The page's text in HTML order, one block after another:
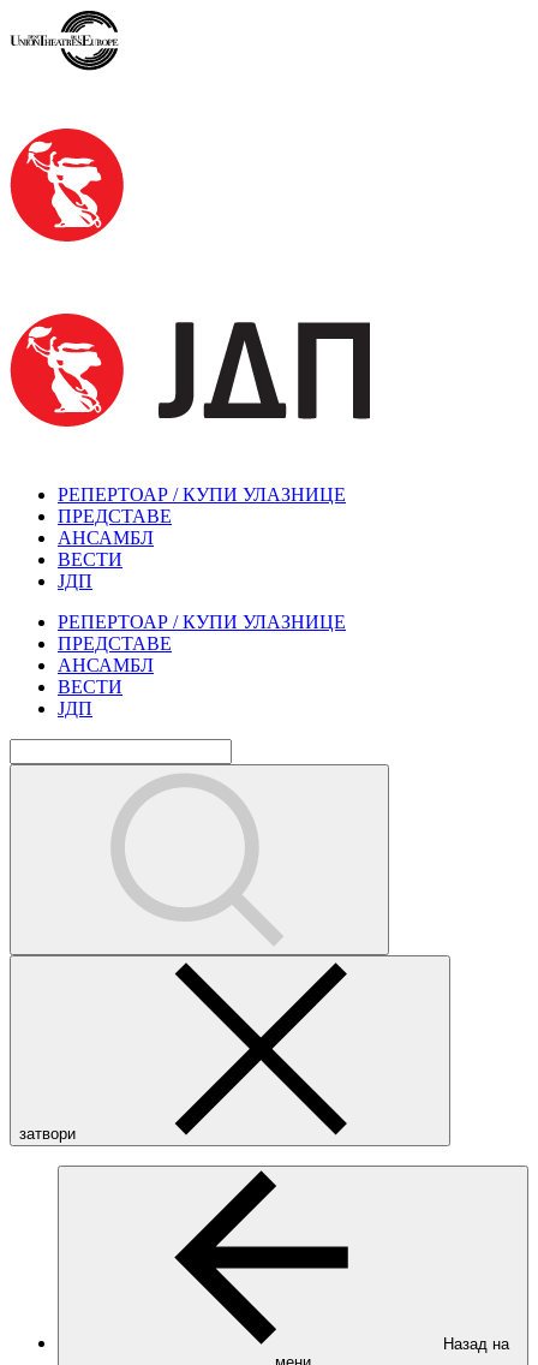
РЕПЕРТОАР / КУПИ УЛАЗНИЦЕ
ПРЕДСТАВЕ
АНСАМБЛ
ВЕСТИ
ЈДП
РЕПЕРТОАР / КУПИ УЛАЗНИЦЕ
ПРЕДСТАВЕ
АНСАМБЛ
ВЕСТИ
ЈДП
затвори
Назад на